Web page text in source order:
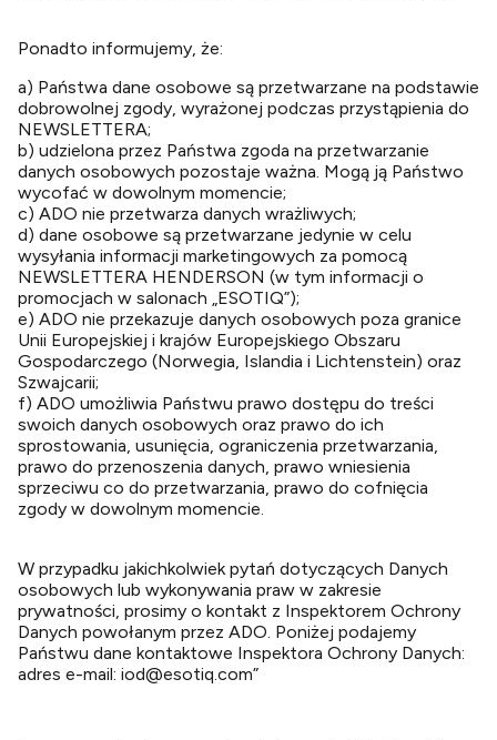
Ponadto informujemy, że:
a) Państwa dane osobowe są przetwarzane na podstawie
dobrowolnej zgody, wyrażonej podczas przystąpienia do
NEWSLETTERA;
b) udzielona przez Państwa zgoda na przetwarzanie
danych osobowych pozostaje ważna. Mogą ją Państwo
wycofać w dowolnym momencie;
c) ADO nie przetwarza danych wrażliwych;
d) dane osobowe są przetwarzane jedynie w celu
wysyłania informacji marketingowych za pomocą
NEWSLETTERA HENDERSON (w tym informacji o
promocjach w salonach „ESOTIQ”);
e) ADO nie przekazuje danych osobowych poza granice
Unii Europejskiej i krajów Europejskiego Obszaru
Gospodarczego (Norwegia, Islandia i Lichtenstein) oraz
Szwajcarii;
f) ADO umożliwia Państwu prawo dostępu do treści
swoich danych osobowych oraz prawo do ich
sprostowania, usunięcia, ograniczenia przetwarzania,
prawo do przenoszenia danych, prawo wniesienia
sprzeciwu co do przetwarzania, prawo do cofnięcia
zgody w dowolnym momencie.
W przypadku jakichkolwiek pytań dotyczących Danych
osobowych lub wykonywania praw w zakresie
prywatności, prosimy o kontakt z Inspektorem Ochrony
Danych powołanym przez ADO. Poniżej podajemy
Państwu dane kontaktowe Inspektora Ochrony Danych:
adres e-mail: iod@esotiq.com”